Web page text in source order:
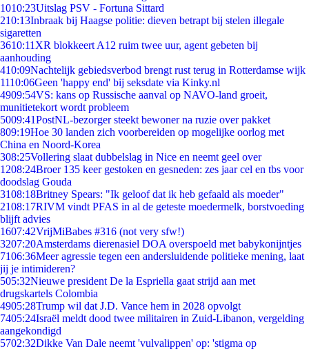
1010:23Uitslag PSV - Fortuna Sittard
210:13Inbraak bij Haagse politie: dieven betrapt bij stelen illegale
sigaretten
3610:11 XR blokkeert A12 ruim twee uur, agent gebeten bij
aanhouding
410:09Nachtelijk gebiedsverbod brengt rust terug in Rotterdamse wijk
1110:06Geen 'happy end' bij seksdate via Kinky.nl
4909:54VS: kans op Russische aanval op NAVO-land groeit,
munitietekort wordt probleem
5009:41PostNL-bezorger steekt bewoner na ruzie over pakket
809:19Hoe 30 landen zich voorbereiden op mogelijke oorlog met
China en Noord-Korea
308:25Vollering slaat dubbelslag in Nice en neemt geel over
1208:24Broer 135 keer gestoken en gesneden: zes jaar cel en tbs voor
doodslag Gouda
3108:18Britney Spears: "Ik geloof dat ik heb gefaald als moeder"
2108:17RIVM vindt PFAS in al de geteste moedermelk, borstvoeding
blijft advies
1607:42VrijMiBabes #316 (not very sfw!)
3207:20Amsterdams dierenasiel DOA overspoeld met babykonijntjes
7106:36Meer agressie tegen een andersluidende politieke mening, laat
jij je intimideren?
505:32Nieuwe president De la Espriella gaat strijd aan met
drugskartels Colombia
4905:28Trump wil dat J.D. Vance hem in 2028 opvolgt
7405:24Israël meldt dood twee militairen in Zuid-Libanon, vergelding
aangekondigd
5702:32Dikke Van Dale neemt 'vulvalippen' op: 'stigma op